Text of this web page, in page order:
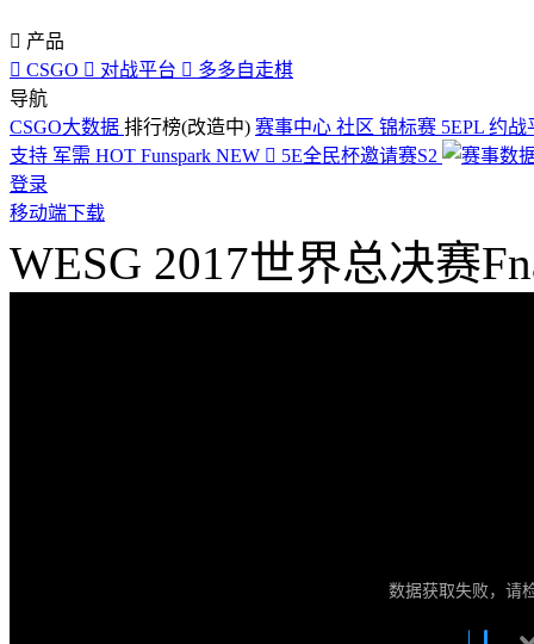
 产品
 CSGO  对战平台  多多自走棋
导航
CSGO大数据 排行榜(改造中) 赛事中心 社区 锦标赛 5EPL 约战
支持 军需 HOT Funspark NEW  5E全民杯邀请赛S2
登录
移动端下载
WESG 2017世界总决赛
数据获取失败，请